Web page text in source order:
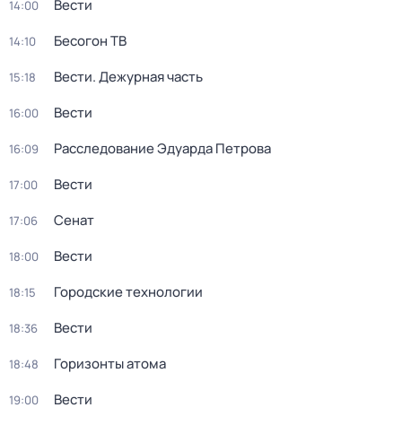
14:00 Вести
14:10 Бесогон ТВ
15:18 Вести. Дежурная часть
16:00 Вести
16:09 Расследование Эдуарда Петрова
17:00 Вести
17:06 Сенат
18:00 Вести
18:15 Городские технологии
18:36 Вести
18:48 Горизонты атома
19:00 Вести